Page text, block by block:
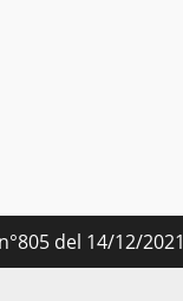
del 14/12/2021